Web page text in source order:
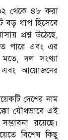
থেকে ৪৮ করা
বড় ধাপ হিসেবে
প্রশ্ন উঠেছে,
পারে এবং এর
মতে, দল সংখ্যা
এবং আয়োজনের
দেশের নাম
যৌথভাবে এই
রয়েছে।
বিশেষ কিছু